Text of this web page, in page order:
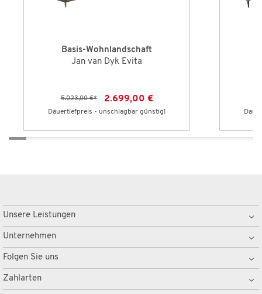
Basis-Wohnlandschaft
Jan van Dyk Evita
5.023,00 €* 2.699,00 €
Dauertiefpreis - unschlagbar günstig!
Unsere Leistungen
Unternehmen
Folgen Sie uns
Zahlarten